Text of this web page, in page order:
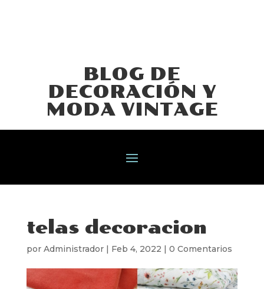
BLOG DE
DECORACIÓN Y
MODA VINTAGE
telas decoracion
por Administrador| Feb 4, 2022 | 0 Comentarios